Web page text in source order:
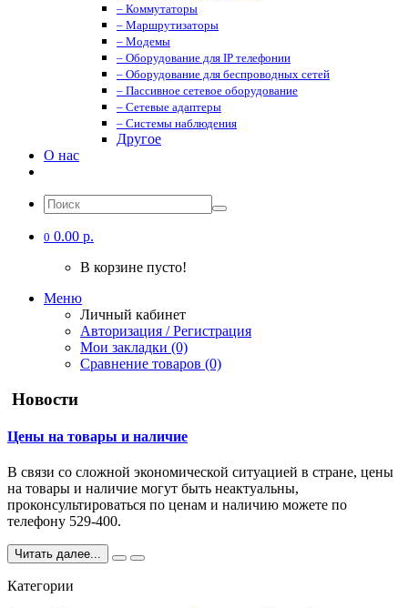
– Коммутаторы
– Маршрутизаторы
– Модемы
– Оборудование для IP телефонии
– Оборудование для беспроводных сетей
– Пассивное сетевое оборудование
– Сетевые адаптеры
– Системы наблюдения
Другое
О нас
0 0.00 р.
В корзине пусто!
Меню
Личный кабинет
Авторизация / Регистрация
Мои закладки (0)
Сравнение товаров (0)
Новости
Цены на товары и наличие
В связи со сложной экономической ситуацией в стране, цены
на товары и наличие могут быть неактуальны,
проконсультироваться по ценам и наличию можете по
телефону 529-400.
Читать далее...
Категории